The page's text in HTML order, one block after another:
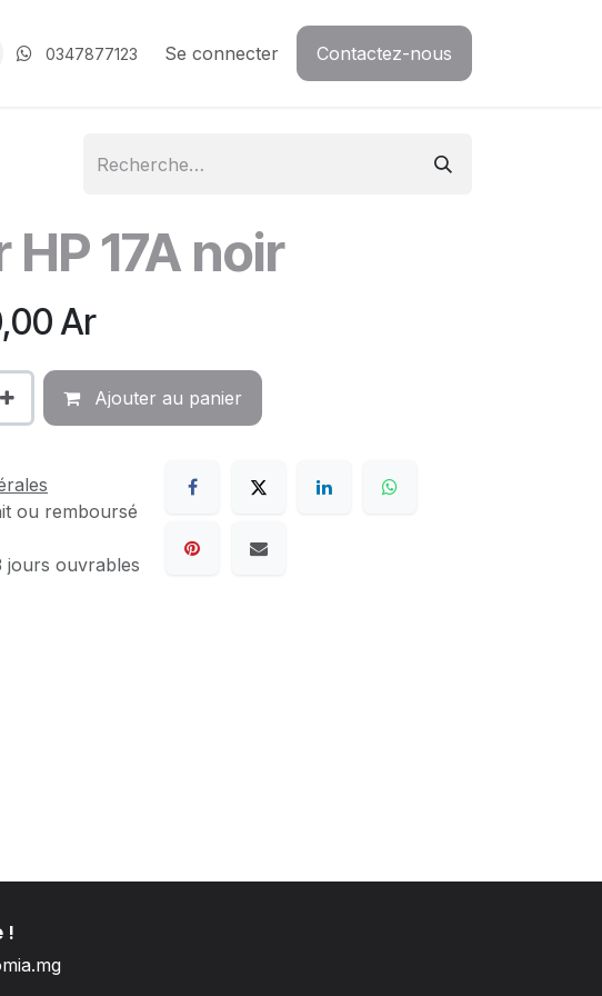
0347877123 Se connecter Contactez-nous
HP 17A noir
Ar
Ajouter au panier
ou remboursé
jours ouvrables
!
.mg